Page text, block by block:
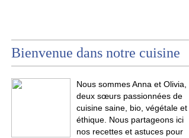
Bienvenue dans notre cuisine
Nous sommes Anna et Olivia,
deux sœurs passionnées de
cuisine saine, bio, végétale et
éthique. Nous partageons ici
nos recettes et astuces pour